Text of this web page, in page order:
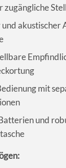
zugängliche
akustischer
mit
und